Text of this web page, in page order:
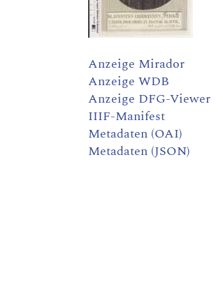
Anzeige Mirador
Anzeige WDB
Anzeige DFG-Viewer
IIIF-Manifest
Metadaten (OAI)
Metadaten (JSON)